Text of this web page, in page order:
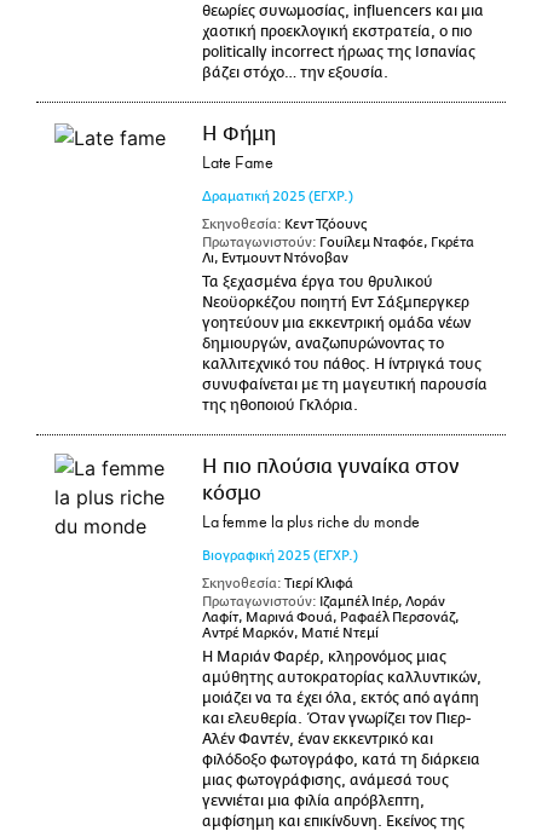
θεωρίες συνωμοσίας, influencers και μια
χαοτική προεκλογική εκστρατεία, ο πιο
politically incorrect ήρωας της Ισπανίας
βάζει στόχο… την εξουσία.
Η Φήμη
Late Fame
Δραματική 2025 (ΕΓΧΡ.)
Σκηνοθεσία: Κεντ Τζόουνς
Πρωταγωνιστούν: Γουίλεμ Νταφόε, Γκρέτα
Λι, Εντμουντ Ντόνοβαν
Τα ξεχασμένα έργα του θρυλικού
Νεοϋορκέζου ποιητή Εντ Σάξμπεργκερ
γοητεύουν μια εκκεντρική ομάδα νέων
δημιουργών, αναζωπυρώνοντας το
καλλιτεχνικό του πάθος. Η ίντριγκά τους
συνυφαίνεται με τη μαγευτική παρουσία
της ηθοποιού Γκλόρια.
Η πιο πλούσια γυναίκα στον
κόσμο
La femme la plus riche du monde
Βιογραφική 2025 (ΕΓΧΡ.)
Σκηνοθεσία: Τιερί Κλιφά
Πρωταγωνιστούν: Ιζαμπέλ Ιπέρ, Λοράν
Λαφίτ, Μαρινά Φουά, Ραφαέλ Περσονάζ,
Αντρέ Μαρκόν, Ματιέ Ντεμί
Η Μαριάν Φαρέρ, κληρονόμος μιας
αμύθητης αυτοκρατορίας καλλυντικών,
μοιάζει να τα έχει όλα, εκτός από αγάπη
και ελευθερία. Όταν γνωρίζει τον Πιερ-
Αλέν Φαντέν, έναν εκκεντρικό και
φιλόδοξο φωτογράφο, κατά τη διάρκεια
μιας φωτογράφισης, ανάμεσά τους
γεννιέται μια φιλία απρόβλεπτη,
αμφίσημη και επικίνδυνη. Εκείνος της